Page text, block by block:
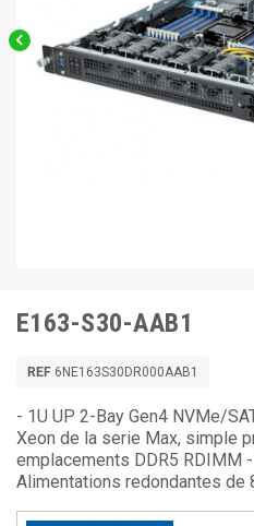

E163-S30-AAB1
REF 6NE163S30DR000AAB1
- 1U UP 2-Bay Gen4 NVMe/
Xeon de la serie Max, simple
emplacements DDR5 RDIMM
Alimentations redondantes de